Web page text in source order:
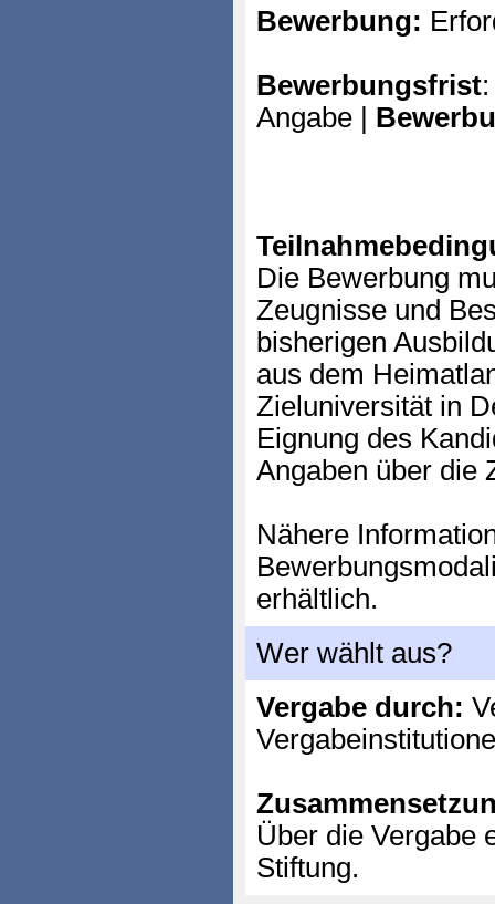
Bewerbung:
Bewerbungsfrist
Angabe |
Die Bewerbung
Zeugnisse und
bisherigen
aus dem
Zieluniversität in
Eignung des
Angaben über die
Nähere
erhältlich.
Wer wählt aus?
Vergabe durch:
Über die Vergabe
Stiftung.